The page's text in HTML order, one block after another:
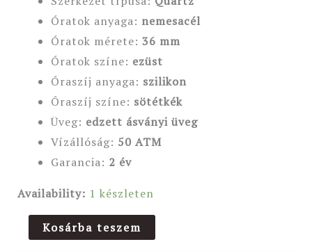
Óratok anyaga: nemesacél
Óratok mérete: 36 mm
Óratok színe: ezüst
Óraszíj anyaga: szilikon
Óraszíj színe: sötétkék
Üveg: edzett ásványi üveg
Vízállóság: 50 ATM
Garancia: 2 év
Availability: 1 készleten
Kosárba teszem